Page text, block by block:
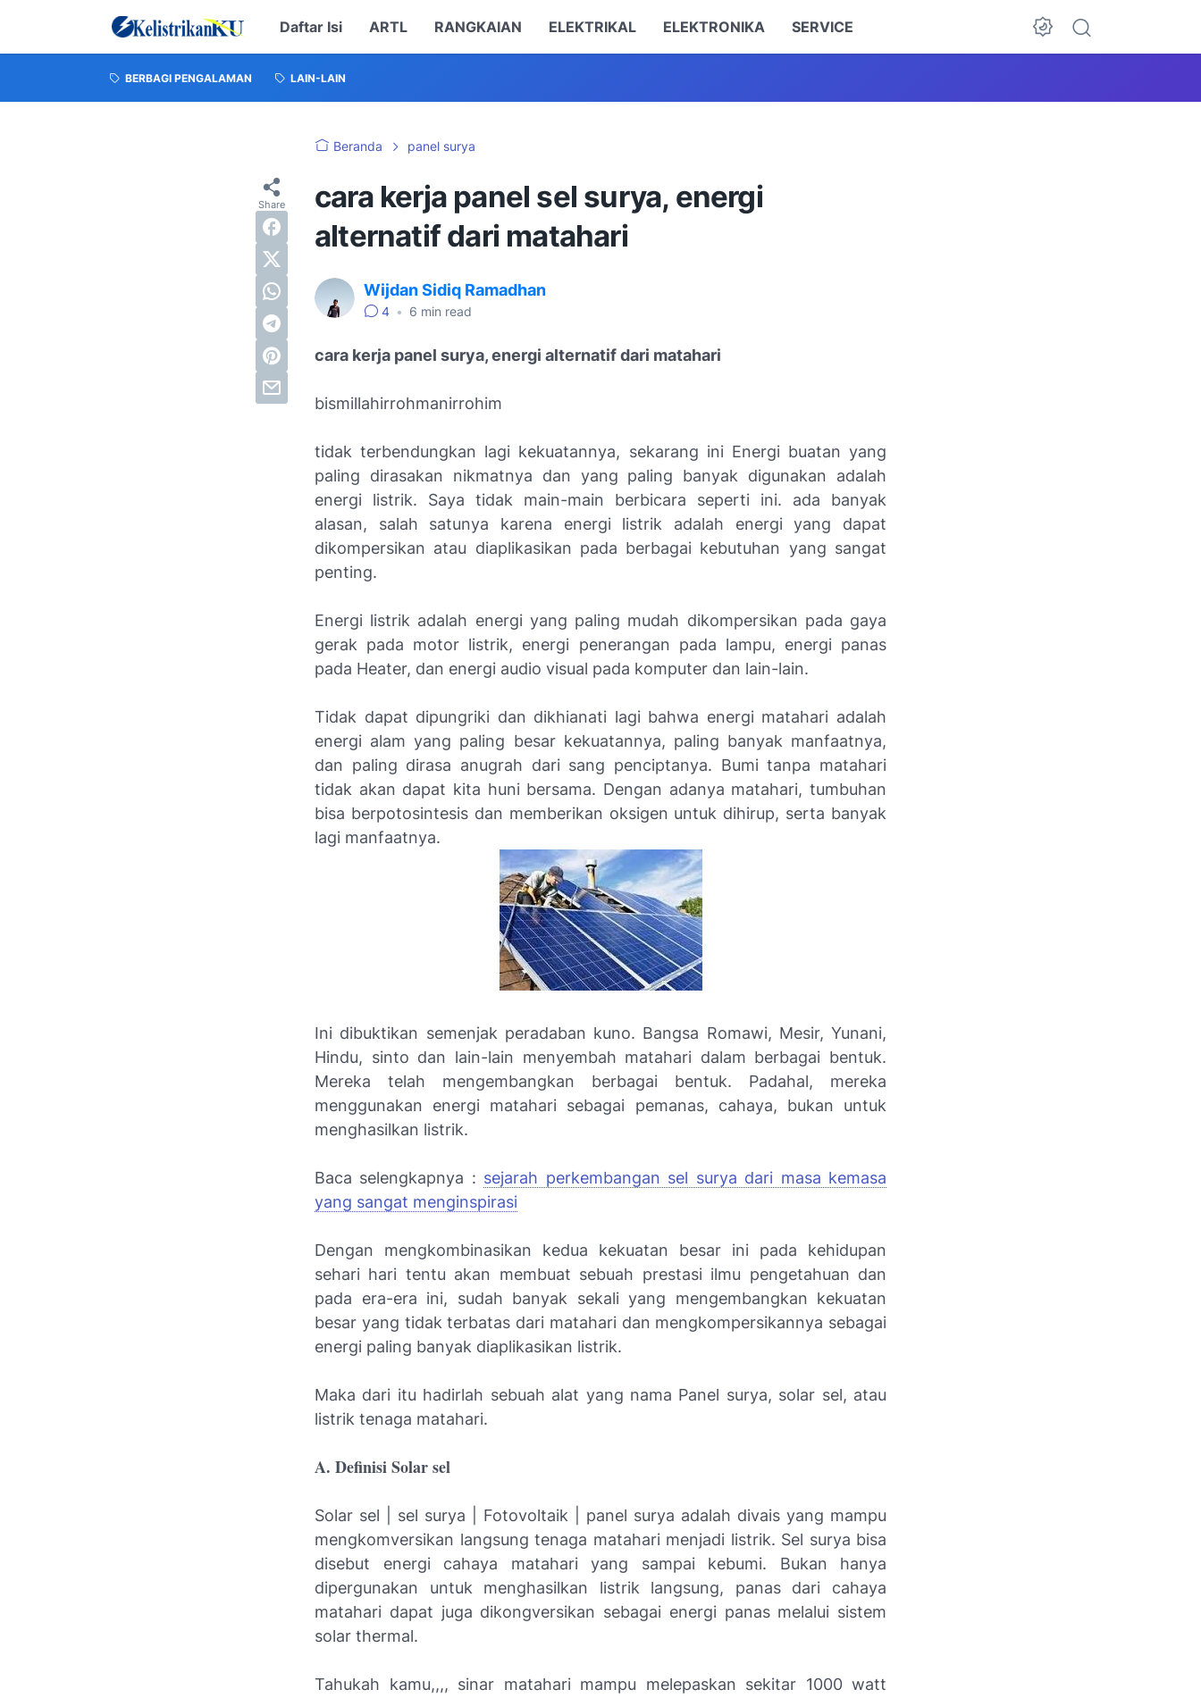
Daftar Isi ARTL RANGKAIAN ELEKTRIKAL ELEKTRONIKA SERVICE
BERBAGI PENGALAMAN LAIN-LAIN
Beranda panel surya
cara kerja panel sel surya, energi
alternatif dari matahari
Wijdan Sidiq Ramadhan
4 • 6 min read
cara kerja panel surya, energi alternatif dari matahari
bismillahirrohmanirrohim
tidak terbendungkan lagi kekuatannya, sekarang ini Energi buatan yang
paling dirasakan nikmatnya dan yang paling banyak digunakan adalah
energi listrik. Saya tidak main-main berbicara seperti ini. ada banyak
alasan, salah satunya karena energi listrik adalah energi yang dapat
dikompersikan atau diaplikasikan pada berbagai kebutuhan yang sangat
penting.
Energi listrik adalah energi yang paling mudah dikompersikan pada gaya
gerak pada motor listrik, energi penerangan pada lampu, energi panas
pada Heater, dan energi audio visual pada komputer dan lain-lain.
Tidak dapat dipungriki dan dikhianati lagi bahwa energi matahari adalah
energi alam yang paling besar kekuatannya, paling banyak manfaatnya,
dan paling dirasa anugrah dari sang penciptanya. Bumi tanpa matahari
tidak akan dapat kita huni bersama. Dengan adanya matahari, tumbuhan
bisa berpotosintesis dan memberikan oksigen untuk dihirup, serta banyak
lagi manfaatnya.
Ini dibuktikan semenjak peradaban kuno. Bangsa Romawi, Mesir, Yunani,
Hindu, sinto dan lain-lain menyembah matahari dalam berbagai bentuk.
Mereka telah mengembangkan berbagai bentuk. Padahal, mereka
menggunakan energi matahari sebagai pemanas, cahaya, bukan untuk
menghasilkan listrik.
Baca selengkapnya : sejarah perkembangan sel surya dari masa kemasa
yang sangat menginspirasi
Dengan mengkombinasikan kedua kekuatan besar ini pada kehidupan
sehari hari tentu akan membuat sebuah prestasi ilmu pengetahuan dan
pada era-era ini, sudah banyak sekali yang mengembangkan kekuatan
besar yang tidak terbatas dari matahari dan mengkompersikannya sebagai
energi paling banyak diaplikasikan listrik.
Maka dari itu hadirlah sebuah alat yang nama Panel surya, solar sel, atau
listrik tenaga matahari.
A. Definisi Solar sel
Solar sel | sel surya | Fotovoltaik | panel surya adalah divais yang mampu
mengkomversikan langsung tenaga matahari menjadi listrik. Sel surya bisa
disebut energi cahaya matahari yang sampai kebumi. Bukan hanya
dipergunakan untuk menghasilkan listrik langsung, panas dari cahaya
matahari dapat juga dikongversikan sebagai energi panas melalui sistem
solar thermal.
Tahukah kamu,,,, sinar matahari mampu melepaskan sekitar 1000 watt